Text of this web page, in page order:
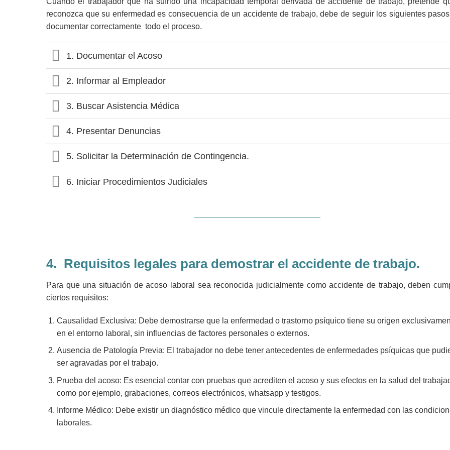
reconozca que su enfermedad es consecuencia de un accidente de trabajo, debe de seguir los siguientes
documentar correctamente todo el proceso.
1. Documentar el Acoso
2. Informar al Empleador
3. Buscar Asistencia Médica
4. Presentar Denuncias
5. Solicitar la Determinación de Contingencia.
6. Iniciar Procedimientos Judiciales
4. Requisitos legales para demostrar el accidente de trabajo.
Para que una situación de acoso laboral sea reconocida judicialmente como accidente de trabajo, deben
ciertos requisitos:
Causalidad Exclusiva: Debe demostrarse que la enfermedad o trastorno psíquico tiene su origen
en el entorno laboral, sin influencias de factores personales o externos.
Ausencia de Patología Previa: El trabajador no debe tener antecedentes de enfermedades psíquicas que
ser agravadas por el trabajo.
Prueba del acoso: Es esencial contar con pruebas que acrediten el acoso y sus efectos en la salud del
como por ejemplo, grabaciones, correos electrónicos, whatsapp y testigos.
Informe Médico: Debe existir un diagnóstico médico que vincule directamente la enfermedad con las
laborales.